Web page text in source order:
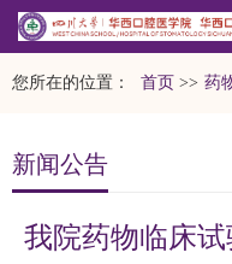
您所在的位置： 首页 >> 药
新闻公告
我院药物临床